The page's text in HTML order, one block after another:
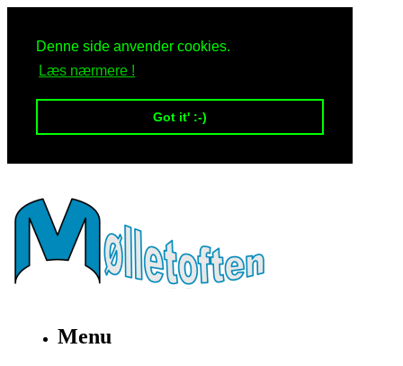
Denne side anvender cookies.
Læs nærmere !
Got it' :-)
Menu